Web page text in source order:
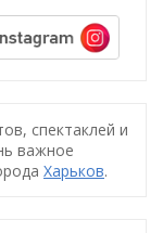
спектаклей и
важное
Харьков.